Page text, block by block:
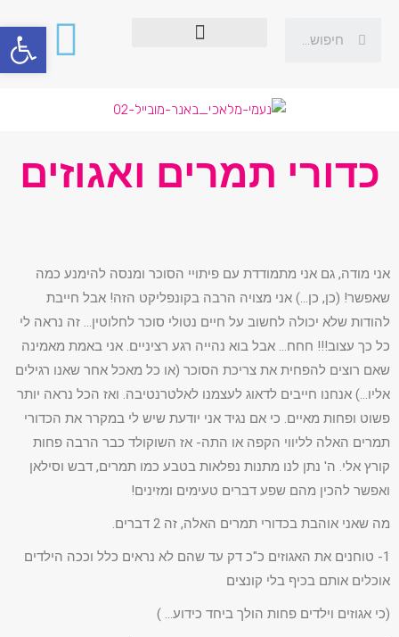
כדורי תמרים ואגוזים
אני מודה, גם אני מתמודדת עם פיתויי הסוכר ומנסה להימנע כמה
שאפשר! (כן, כן…) אני מצויה הרבה בקונפליקט הזה! אבל חייבת
להודות שלא יכולה לחשוב על חיים נטולי סוכר לחלוטין… זה נראה לי
כל כך עצוב!!! חחח… אבל בוא נהייה רגע רציניים. אני באמת מאמינה
שאם רוצים להפחית את צריכת הסוכר (או כל מאכל אחר שאנו רגילים
אליו…) אנחנו חייבים לדאוג לעצמנו לאלטרנטיבה. ואז הכל נראה יותר
פשוט ופחות מאיים. כי אם נגיד אני יודעת שיש לי במקרר את הכדורי
תמרים האלה לליווי הקפה או התה- אז השוקולד כבר הרבה פחות
קורץ אלי. ה' נתן לנו מתנות נפלאות בטבע כמו תמרים, דבש וסילאן
ואפשר להכין מהם שפע דברים טעימים ומזינים!
מה שאני אוהבת בכדורי תמרים האלה, זה 2 דברים.
1- טוחנים את האגוזים כ"כ דק עד שהם לא נראים כלל וככה הילדים
אוכלים אותם בכיף בלי קונצים
(כי אגוזים וילדים פחות הולך ביחד כידוע… )
פתח